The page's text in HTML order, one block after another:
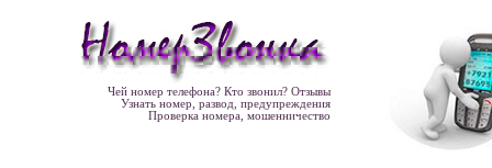
Чей номер телефона? Кто звонил? Отзывы
Узнать номер, развод, предупреждения
Проверка номера, мошенничество